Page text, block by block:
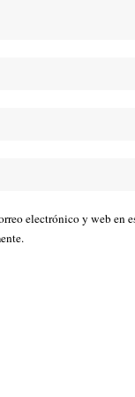
electrónico y web en